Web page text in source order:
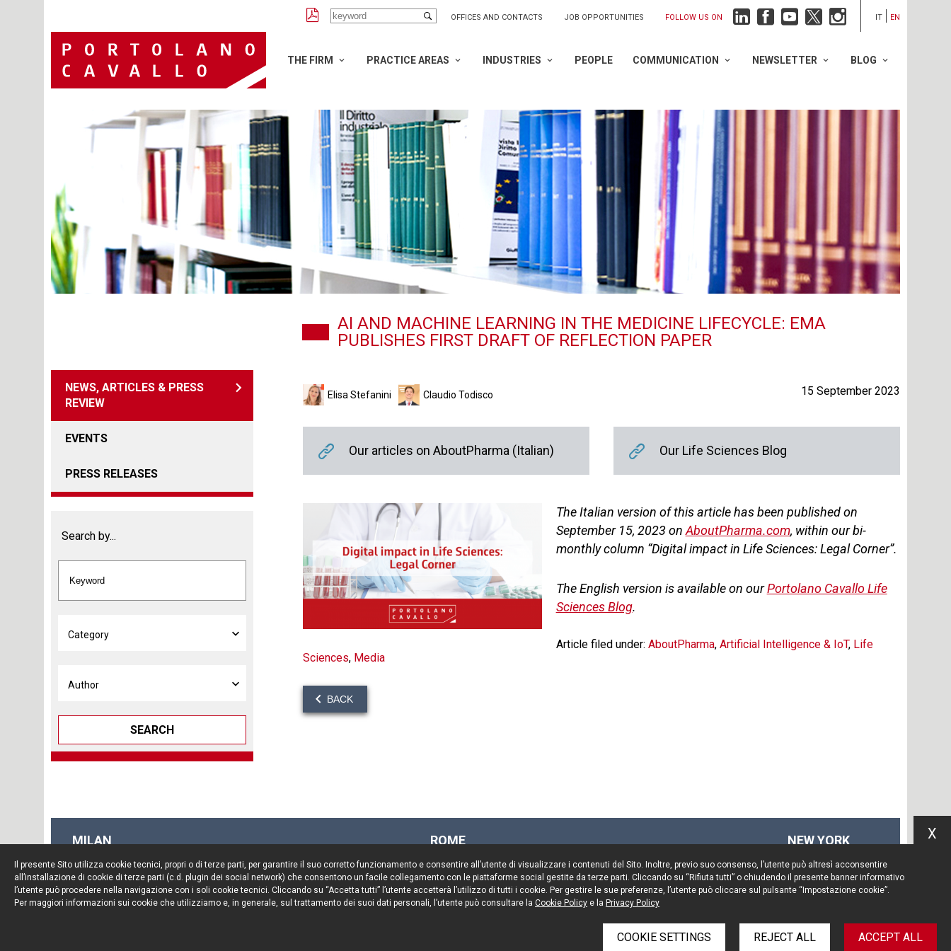
OFFICES AND CONTACTS JOB OPPORTUNITIES FOLLOW US ON IT EN
THE FIRM PRACTICE AREAS INDUSTRIES PEOPLE COMMUNICATION NEWSLETTER BLOG
AI AND MACHINE LEARNING IN THE MEDICINE LIFECYCLE: EMA
PUBLISHES FIRST DRAFT OF REFLECTION PAPER
NEWS, ARTICLES & PRESS
REVIEW
EVENTS
PRESS RELEASES
Search by...
SEARCH
Elisa Stefanini Claudio Todisco 15 September 2023
Our articles on AboutPharma (Italian) Our Life Sciences Blog
The Italian version of this article has been published on
September 15, 2023 on AboutPharma.com, within our bi-
monthly column “Digital impact in Life Sciences: Legal Corner”.
The English version is available on ourPortolano Cavallo Life
Sciences Blog.
Article filed under: AboutPharma, Artificial Intelligence & IoT, Life
Sciences, Media
BACK
MILAN
20123 Milan
Tel. +39 02 722341
Fax. +39 02 72234545
ROME
00187 Rome
Tel. +39 06 696661
Fax. +39 06 69666544
NEW YORK
14th floor
New York, NY 10017
Il presente Sito utilizza cookie tecnici, propri o di terze parti, per garantire il suo corretto funzionamento e consentire all’utente di visualizzare i contenuti del Sito. Inoltre, previo suo consenso, l’utente può altresì acconsentire
all’installazione di cookie di terze parti (c.d. plugin dei social network) che consentono un facile collegamento con le piattaforme social gestite da terze parti. Cliccando su “Rifiuta tutti” o chiudendo il presente banner informativo
l’utente può procedere nella navigazione con i soli cookie tecnici. Cliccando su “Accetta tutti” l’utente accetterà l’utilizzo di tutti i cookie. Per gestire le sue preferenze, l’utente può cliccare sul pulsante “Impostazione cookie”.
Per maggiori informazioni sui cookie che utilizziamo e, in generale, sul trattamento dei suoi dati personali, l’utente può consultare la Cookie Policy e la Privacy Policy
COOKIE SETTINGS REJECT ALL ACCEPT ALL
X